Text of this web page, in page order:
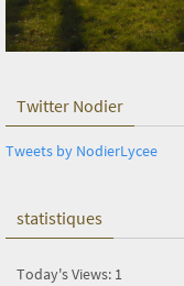
Twitter Nodier
Tweets by NodierLycee
statistiques
Today's Views: 1